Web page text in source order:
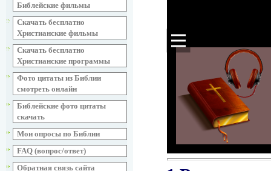
Библейские фильмы
Скачать бесплатно
Христианские фильмы
Скачать бесплатно
Христианские программы
Фото цитаты из Библии
смотреть онлайн
Библейские фото цитаты
скачать
Мои опросы по Библии
FAQ (вопрос/ответ)
Обратная связь сайта